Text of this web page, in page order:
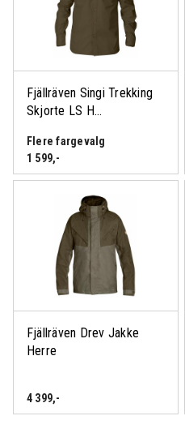
Fjällräven Singi Trekking
Skjorte LS H...
Flere fargevalg
1 599,-
Fjällräven Drev Jakke
Herre
4 399,-